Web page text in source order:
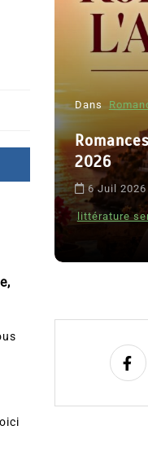
Dans
2026
6 Juil 2026
littérature